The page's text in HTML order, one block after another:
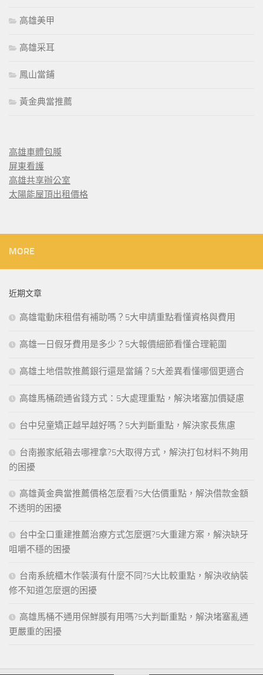
高雄美甲
高雄采耳
鳳山當鋪
黃金典當推薦
高雄車體包膜
屏東看護
高雄共享辦公室
太陽能屋頂出租價格
MORE
近期文章
高雄電動床租借有補助嗎？5大申請重點看懂資格與費用
高雄一日假牙費用是多少？5大報價細節看懂合理範圍
高雄土地借款推薦銀行還是當鋪？5大差異看懂哪個更適合
高雄馬桶疏通省錢方式：5大處理重點，解決堵塞加價疑慮
台中兒童矯正越早越好嗎？5大判斷重點，解決家長焦慮
台南搬家紙箱去哪裡拿?5大取得方式，解決打包材料不夠用
的困擾
高雄黃金典當推薦價格怎麼看?5大估價重點，解決借款金額
不透明的困擾
台中全口重建推薦治療方式怎麼選?5大重建方案，解決缺牙
咀嚼不穩的困擾
台南系統櫃木作裝潢有什麼不同?5大比較重點，解決收納裝
修不知道怎麼選的困擾
高雄馬桶不通用保鮮膜有用嗎?5大判斷重點，解決堵塞亂通
更嚴重的困擾